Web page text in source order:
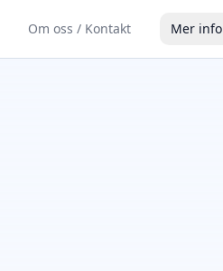
Om oss / Kontakt Mer info